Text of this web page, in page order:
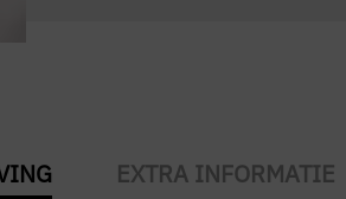
EXTRA INFORMATIE